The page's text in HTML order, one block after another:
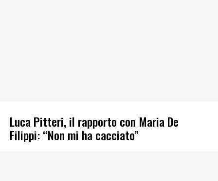
Luca Pitteri, il rapporto con Maria De
Filippi: “Non mi ha cacciato”